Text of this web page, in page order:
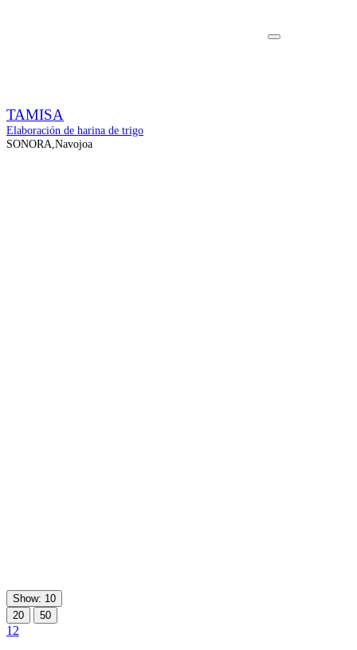
TAMISA
Elaboración de harina de trigo
SONORA,Navojoa
Show: 10
20
50
1 2